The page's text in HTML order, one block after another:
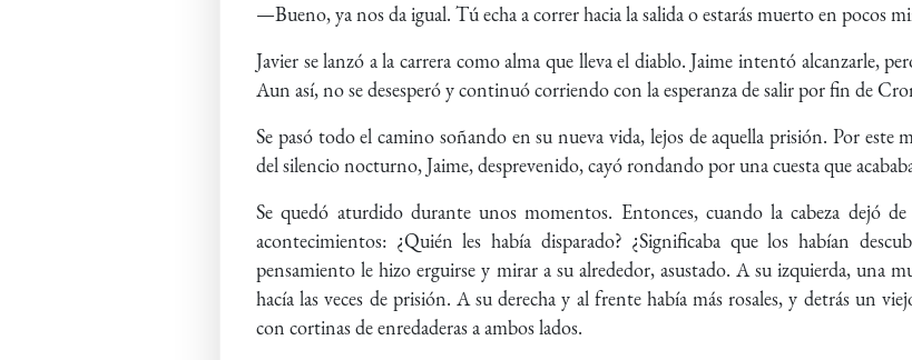
—Bueno, ya nos da igual. Tú echa a correr hacia la salida o estarás muerto en pocos
Javier se lanzó a la carrera como alma que lleva el diablo. Jaime intentó alcanzarle,
Aun así, no se desesperó y continuó corriendo con la esperanza de salir por fin de
Se pasó todo el camino soñando en su nueva vida, lejos de aquella prisión. Por este
del silencio nocturno, Jaime, desprevenido, cayó rondando por una cuesta que
Se quedó aturdido durante unos momentos. Entonces, cuando la cabeza dejó
acontecimientos: ¿Quién les había disparado? ¿Significaba que los habían
pensamiento le hizo erguirse y mirar a su alrededor, asustado. A su izquierda, una
hacía las veces de prisión. A su derecha y al frente había más rosales, y detrás un
con cortinas de enredaderas a ambos lados.